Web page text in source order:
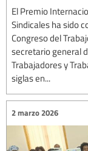
El Premio
Sindicales ha sido
Congreso del
secretario general
Trabajadores y
siglas en...
2 marzo 2026